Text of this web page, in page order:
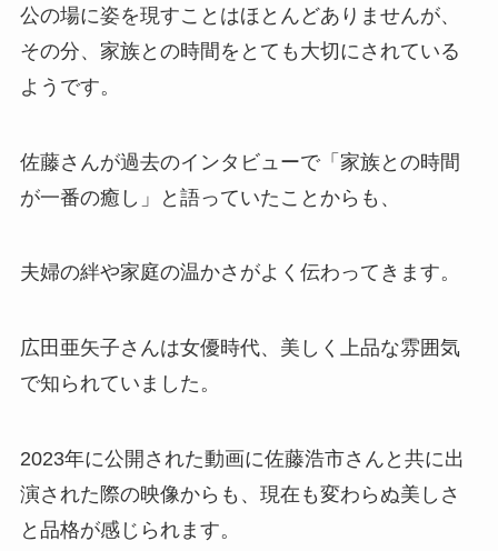
公の場に姿を現すことはほとんどありませんが、
その分、家族との時間をとても大切にされている
ようです。
​佐藤さんが過去のインタビューで「家族との時間
が一番の癒し」と語っていたことからも、
夫婦の絆や家庭の温かさがよく伝わってきます。​
広田亜矢子さんは女優時代、美しく上品な雰囲気
で知られていました。​
2023年に公開された動画に佐藤浩市さんと共に出
演された際の映像からも、現在も変わらぬ美しさ
と品格が感じられます。